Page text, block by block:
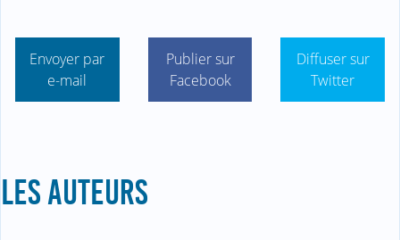
Envoyer par
e-mail
Publier sur
Facebook
Diffuser sur
Twitter
LES AUTEURS